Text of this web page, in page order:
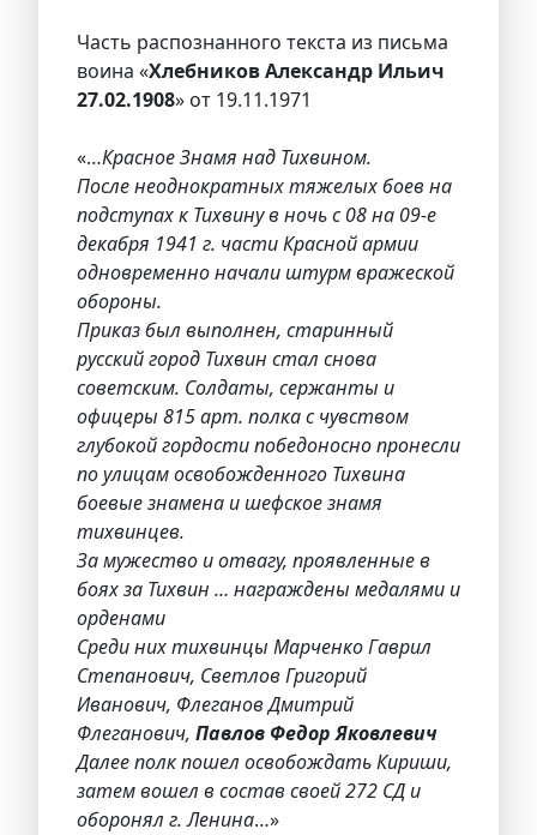
Часть распознанного текста из письма
воина «Хлебников Александр Ильич
27.02.1908» от 19.11.1971
«…Красное Знамя над Тихвином.
После неоднократных тяжелых боев на
подступах к Тихвину в ночь с 08 на 09-е
декабря 1941 г. части Красной армии
одновременно начали штурм вражеской
обороны.
Приказ был выполнен, старинный
русский город Тихвин стал снова
советским. Солдаты, сержанты и
офицеры 815 арт. полка с чувством
глубокой гордости победоносно пронесли
по улицам освобожденного Тихвина
боевые знамена и шефское знамя
тихвинцев.
За мужество и отвагу, проявленные в
боях за Тихвин … награждены медалями и
орденами
Среди них тихвинцы Марченко Гаврил
Степанович, Светлов Григорий
Иванович, Флеганов Дмитрий
Флеганович, Павлов Федор Яковлевич
Далее полк пошел освобождать Кириши,
затем вошел в состав своей 272 СД и
оборонял г. Ленина…»